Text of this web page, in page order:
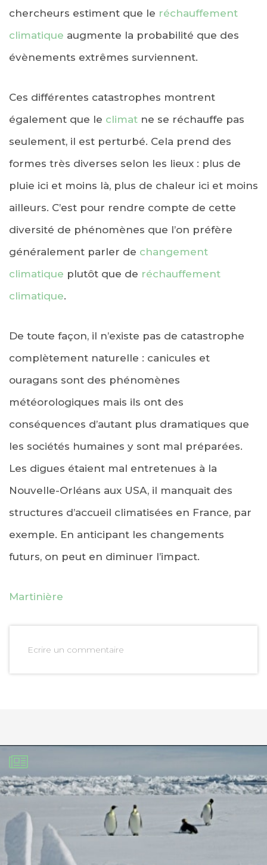
chercheurs estiment que le réchauffement
climatique augmente la probabilité que des
évènements extrêmes surviennent.
Ces différentes catastrophes montrent
également que le climat ne se réchauffe pas
seulement, il est perturbé. Cela prend des
formes très diverses selon les lieux : plus de
pluie ici et moins là, plus de chaleur ici et moins
ailleurs. C’est pour rendre compte de cette
diversité de phénomènes que l’on préfère
généralement parler de changement
climatique plutôt que de réchauffement
climatique.
De toute façon, il n’existe pas de catastrophe
complètement naturelle : canicules et
ouragans sont des phénomènes
météorologiques mais ils ont des
conséquences d’autant plus dramatiques que
les sociétés humaines y sont mal préparées.
Les digues étaient mal entretenues à la
Nouvelle-Orléans aux USA, il manquait des
structures d’accueil climatisées en France, par
exemple. En anticipant les changements
futurs, on peut en diminuer l’impact.
Martinière
Ecrire un commentaire